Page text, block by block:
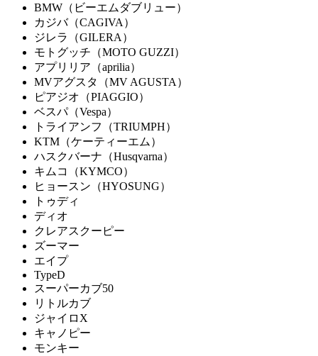
BMW（ビーエムダブリュー）
カジバ（CAGIVA）
ジレラ（GILERA）
モトグッチ（MOTO GUZZI）
アプリリア（aprilia）
MVアグスタ（MV AGUSTA）
ピアジオ（PIAGGIO）
ベスパ（Vespa）
トライアンフ（TRIUMPH）
KTM（ケーティーエム）
ハスクバーナ（Husqvarna）
キムコ（KYMCO）
ヒョースン（HYOSUNG）
トゥディ
ディオ
クレアスクーピー
ズーマー
エイプ
TypeD
スーパーカブ50
リトルカブ
ジャイロX
キャノピー
モンキー